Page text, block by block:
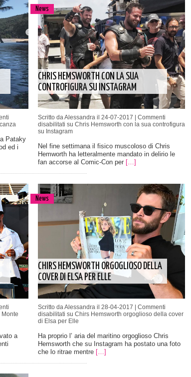
Pataky
ed i
News
CHRIS HEMSWORTH CON LA SUA
CONTROFIGURA SU INSTAGRAM
Scritto da Alessandra il 24-07-2017 | Commenti
disabilitati su Chris Hemsworth con la sua controfigura
su Instagram
Nel fine settimana il fisico muscoloso di Chris
Hemworth ha letteralmente mandato in delirio le
fan accorse al Comic-Con per […]
a
News
CHIRS HEMSWORTH ORGOGLIOSO DELLA
COVER DI ELSA PER ELLE
Scritto da Alessandra il 28-04-2017 | Commenti
disabilitati su Chirs Hemsworth orgoglioso della cover
di Elsa per Elle
Ha proprio l’ aria del maritino orgoglioso Chris
Hemsworth che su Instagram ha postato una foto
che lo ritrae mentre […]